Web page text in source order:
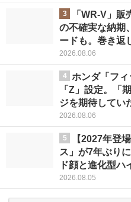
3
「WR-V」
の不確実な納期
ードも。巻き返
2026.08.06
4
ホンダ「フ
「Z」設定。「
ジを期待してい
2026.08.06
5
【2027年登
ス」が7年ぶり
ド顔と進化型
2026.08.05